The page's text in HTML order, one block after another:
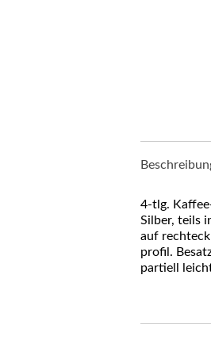
4-tlg.
Silber, teils
auf
profil.
partiell